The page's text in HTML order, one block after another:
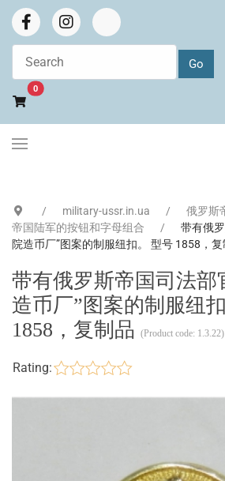
0Go to cart
military-ussr.in.ua 俄罗斯
帝国陆军的按钮和字母组合
带有俄
院造币厂”图案的制服纽扣。 型号 1858，复
带有俄罗斯帝国司法部
造币厂”图案的制服纽
1858，复制品
(Product code: 1.3.22)
Rating: